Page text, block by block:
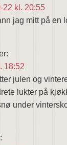
22 kl. 20:55
jag mitt på en
18:52
julen og
lukter på
under